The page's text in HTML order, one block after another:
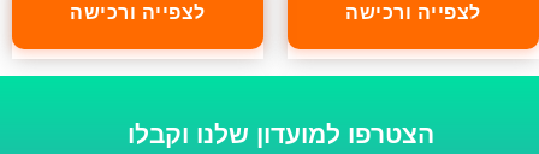
לצפייה ורכישה לצפייה ורכישה
הצטרפו למועדון שלנו וקבלו